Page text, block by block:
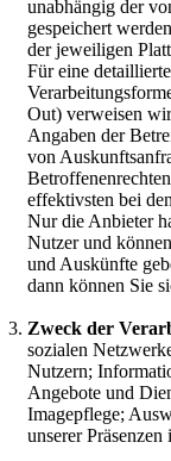
unabhängig der
gespeichert
der jeweiligen
Für eine
Out) verweisen
Angaben der
von
effektivsten bei
Nur die Anbieter
Nutzer und
und Auskünfte
dann können Sie
Zweck der
sozialen
Nutzern;
Angebote und
Imagepflege;
unserer